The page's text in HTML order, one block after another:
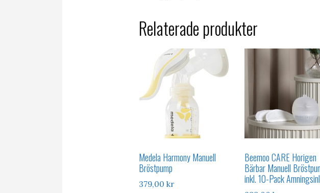
Relaterade produkter
Medela Harmony Manuell
Bröstpump
379,00 kr
Beemoo CARE Horigen
Bärbar Manuell
inkl. 10-Pack